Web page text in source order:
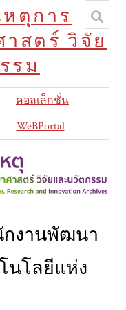
ตุการ
สตร์ วิจัย
รม
คอลเล็กชั่น
WeBPortal
กงานพัฒนา
นโลยีแห่ง